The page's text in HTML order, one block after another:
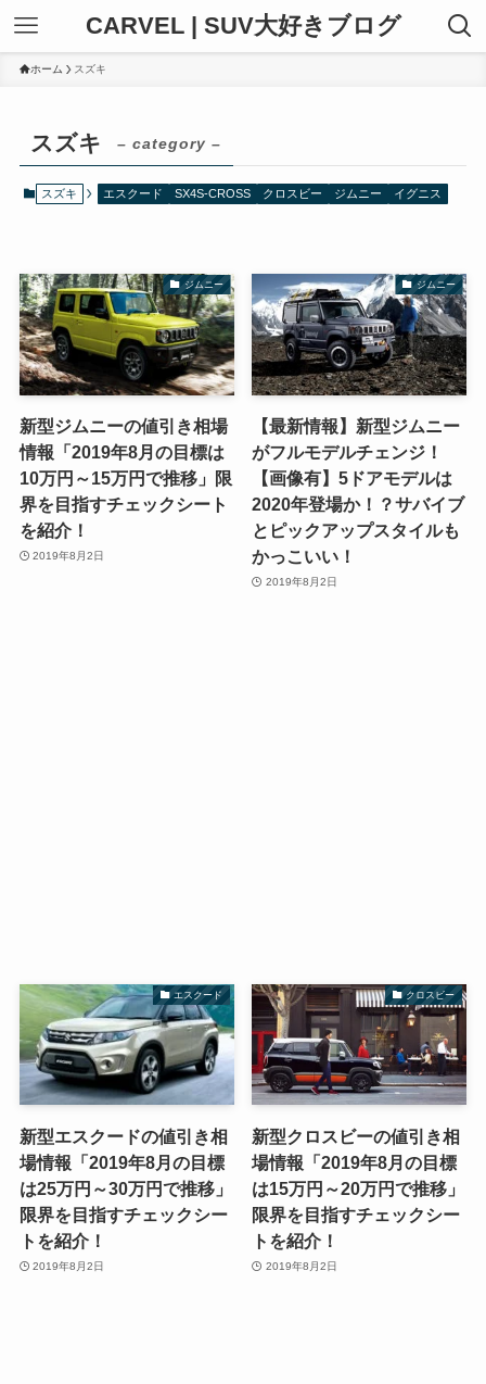
CARVEL | SUV大好きブログ
ホーム スズキ
スズキ – category –
スズキ エスクード SX4S-CROSS クロスビー ジムニー イグニス
ジムニー
新型ジムニーの値引き相場
情報「2019年8月の目標は
10万円～15万円で推移」限
界を目指すチェックシート
を紹介！
2019年8月2日
ジムニー
【最新情報】新型ジムニー
がフルモデルチェンジ！
【画像有】5ドアモデルは
2020年登場か！？サバイブ
とピックアップスタイルも
かっこいい！
2019年8月2日
エスクード
新型エスクードの値引き相
場情報「2019年8月の目標
は25万円～30万円で推移」
限界を目指すチェックシー
トを紹介！
2019年8月2日
クロスビー
新型クロスビーの値引き相
場情報「2019年8月の目標
は15万円～20万円で推移」
限界を目指すチェックシー
トを紹介！
2019年8月2日